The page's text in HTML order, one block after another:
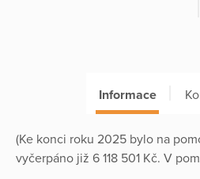
Informace
(Ke konci roku 2025 bylo na
vyčerpáno již 6 118 501 Kč. V